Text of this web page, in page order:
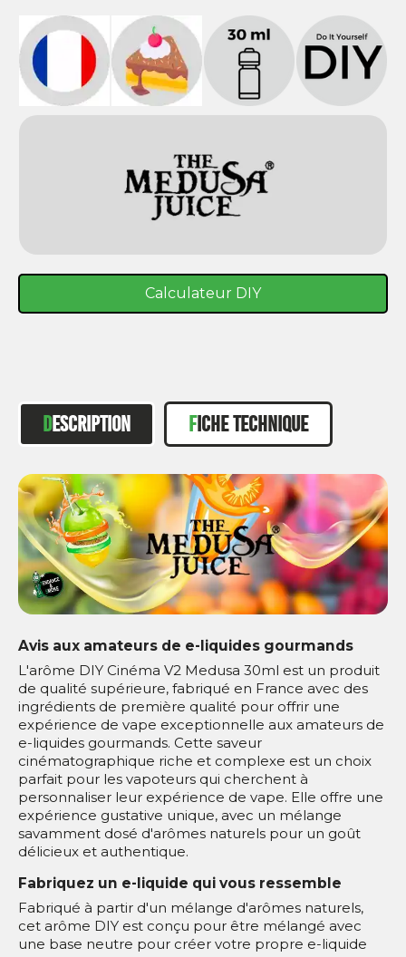
Calculateur DIY
DESCRIPTION FICHE TECHNIQUE
Avis aux amateurs de e-liquides gourmands
L'arôme DIY Cinéma V2 Medusa 30ml est un produit
de qualité supérieure, fabriqué en France avec des
ingrédients de première qualité pour offrir une
expérience de vape exceptionnelle aux amateurs de
e-liquides gourmands. Cette saveur
cinématographique riche et complexe est un choix
parfait pour les vapoteurs qui cherchent à
personnaliser leur expérience de vape. Elle offre une
expérience gustative unique, avec un mélange
savamment dosé d'arômes naturels pour un goût
délicieux et authentique.
Fabriquez un e-liquide qui vous ressemble
Fabriqué à partir d'un mélange d'arômes naturels,
cet arôme DIY est conçu pour être mélangé avec
une base neutre pour créer votre propre e-liquide